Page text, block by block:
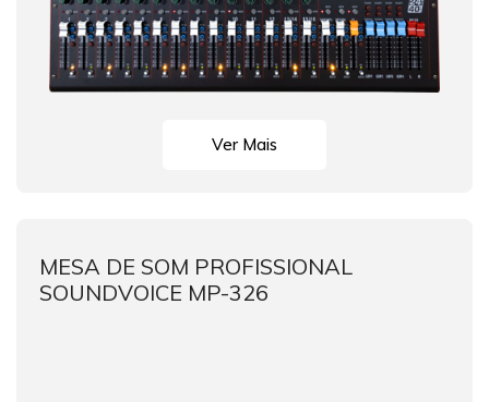
Ver Mais
MESA DE SOM PROFISSIONAL
SOUNDVOICE MP-326